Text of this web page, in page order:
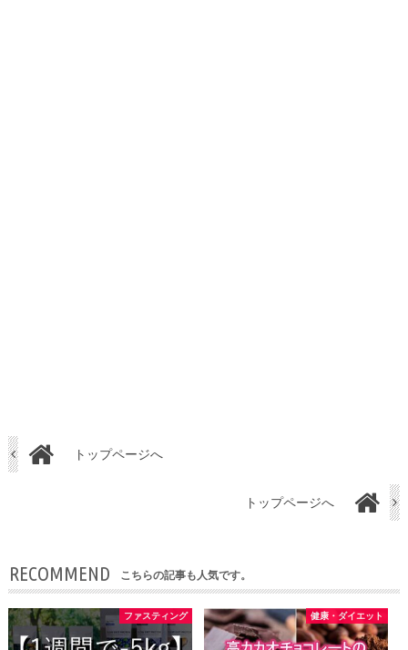
トップページへ
トップページへ
RECOMMEND こちらの記事も人気です。
ファスティング 健康・ダイエット